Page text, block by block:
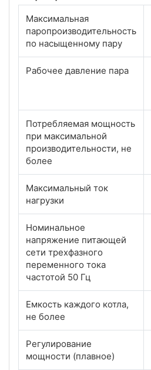
Максимальная
паропроизводительность
по насыщенному пару
Рабочее давление пара
Потребляемая мощность
при максимальной
производительности, не
более
Максимальный ток
нагрузки
Номинальное
напряжение питающей
сети трехфазного
переменного тока
частотой 50 Гц
Емкость каждого котла,
не более
Регулирование
мощности (плавное)